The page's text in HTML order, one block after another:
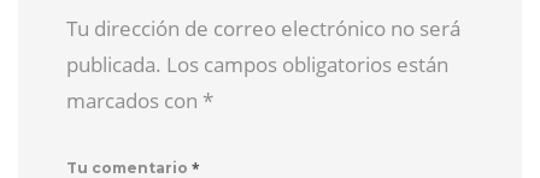
Tu dirección de correo electrónico no será
publicada. Los campos obligatorios están
marcados con *
Tu comentario *